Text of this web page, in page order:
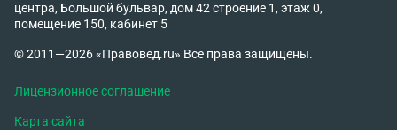
центра, Большой бульвар, дом 42 строение 1, этаж 0,
помещение 150, кабинет 5
© 2011—2026 «Правовед.ru» Все права защищены.
Лицензионное соглашение
Карта сайта